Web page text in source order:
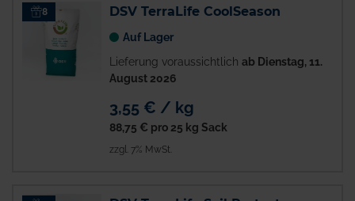
8 DSV TerraLife CoolSeason
Auf Lager
Lieferung voraussichtlich ab Dienstag, 11.
August 2026
3,55 € / kg
88,75 € pro 25 kg Sack
zzgl. 7% MwSt.